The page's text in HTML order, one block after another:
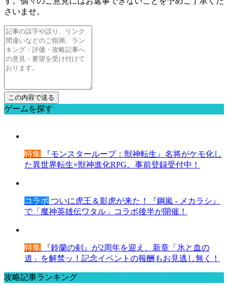
さいませ。
ゲームを探す
特集 『モンスターループ：獣神転生』名将がケモ化し
た異世界転生×獣神進化RPG。事前登録受付中！
コラボ ついに虎王＆影虎が来た！『鋼嵐 - メカラシ』
で「魔神英雄伝ワタル」コラボ後半が開催！
特集 『鈴蘭の剣』が2周年を迎え、新章「氷と血の
道」を解禁ッ！記念イベントの報酬もお見逃し無く！
攻略記事ランキング